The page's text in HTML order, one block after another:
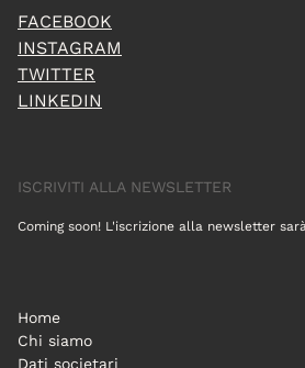
FACEBOOK
INSTAGRAM
TWITTER
LINKEDIN
ISCRIVITI ALLA NEWSLETTER
Coming soon! L'iscrizione alla newsletter
Home
Chi siamo
Dati societari